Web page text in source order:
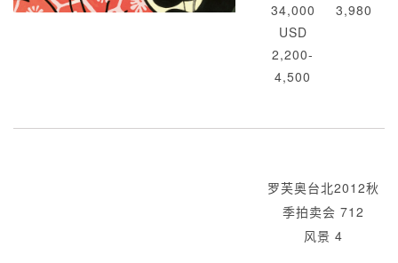
34,000
USD
2,200-
4,500
3,980
罗芙奥台北2012秋
季拍卖会 712
风景 4